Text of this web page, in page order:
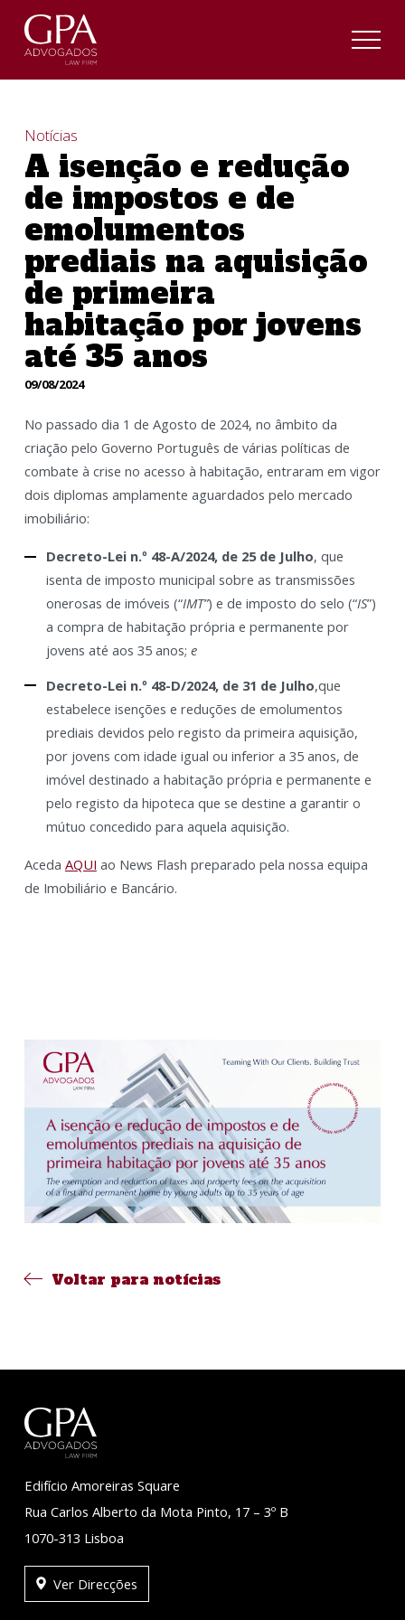
Notícias
A isenção e redução
de impostos e de
emolumentos
prediais na aquisição
de primeira
habitação por jovens
até 35 anos
09/08/2024
No passado dia 1 de Agosto de 2024, no âmbito da
criação pelo Governo Português de várias políticas de
combate à crise no acesso à habitação, entraram em vigor
dois diplomas amplamente aguardados pelo mercado
imobiliário:
Decreto-Lei n.º 48-A/2024, de 25 de Julho, que
isenta de imposto municipal sobre as transmissões
onerosas de imóveis (“IMT”) e de imposto do selo (“IS”)
a compra de habitação própria e permanente por
jovens até aos 35 anos; e
Decreto-Lei n.º 48-D/2024, de 31 de Julho,que
estabelece isenções e reduções de emolumentos
prediais devidos pelo registo da primeira aquisição,
por jovens com idade igual ou inferior a 35 anos, de
imóvel destinado a habitação própria e permanente e
pelo registo da hipoteca que se destine a garantir o
mútuo concedido para aquela aquisição.
Aceda AQUI ao News Flash preparado pela nossa equipa
de Imobiliário e Bancário.
Voltar para notícias
Edifício Amoreiras Square
Rua Carlos Alberto da Mota Pinto, 17 – 3º B
1070-313 Lisboa
Ver Direcções